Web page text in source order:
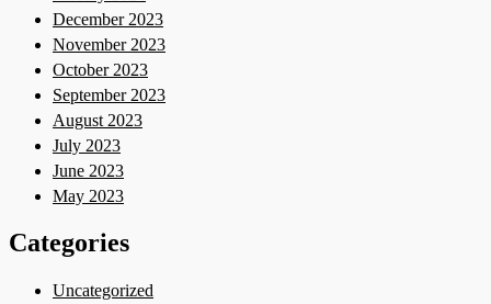
December 2023
November 2023
October 2023
September 2023
August 2023
July 2023
June 2023
May 2023
Categories
Uncategorized